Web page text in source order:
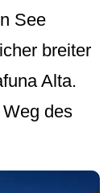
See
breiter
Alta.
des